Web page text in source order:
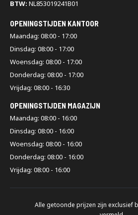
BTW: NL853019241B01
OPENINGSTIJDEN KANTOOR
Maandag: 08:00 - 17:00
Dinsdag: 08:00 - 17:00
Woensdag: 08:00 - 17:00
Donderdag: 08:00 - 17:00
Vrijdag: 08:00 - 16:30
OPENINGSTIJDEN MAGAZIJN
Maandag: 08:00 - 16:00
Dinsdag: 08:00 - 16:00
Woensdag: 08:00 - 16:00
Donderdag: 08:00 - 16:00
Vrijdag: 08:00 - 16:00
Alle getoonde prijzen zijn exclusief